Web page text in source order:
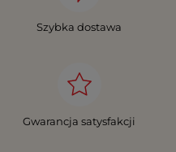
Szybka dostawa
Gwarancja satysfakcji